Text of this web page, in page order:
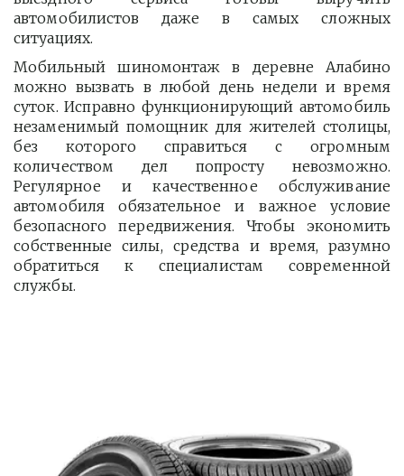
автомобилистов даже в самых сложных
ситуациях.
Мобильный шиномонтаж в деревне Алабино
можно вызвать в любой день недели и время
суток. Исправно функционирующий автомобиль
незаменимый помощник для жителей столицы,
без которого справиться с огромным
количеством дел попросту невозможно.
Регулярное и качественное обслуживание
автомобиля обязательное и важное условие
безопасного передвижения. Чтобы экономить
собственные силы, средства и время, разумно
обратиться к специалистам современной
службы.